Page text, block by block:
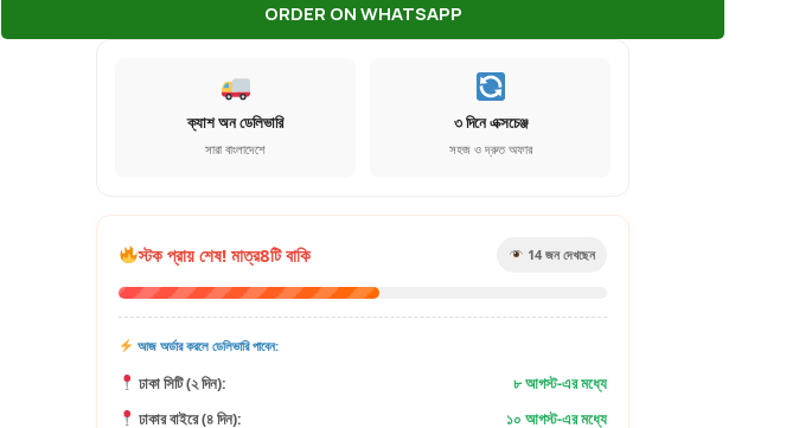
ORDER ON WHATSAPP
ক্যাশ অন ডেলিভারি
সারা বাংলাদেশে
৩ দিনে এক্সচেঞ্জ
সহজ ও দ্রুত অফার
স্টক প্রায় শেষ! মাত্র8টি বাকি 15 জন দেখছেন
আজ অর্ডার করলে ডেলিভারি পাবেন:
ঢাকা সিটি (২ দিন):
৮ আগস্ট-এর মধ্যে
ঢাকার বাইরে (৪ দিন):
১০ আগস্ট-এর মধ্যে